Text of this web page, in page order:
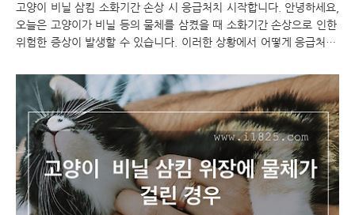
고양이 비닐 삼킴 소화기간 손상 시 응급처치 시작합니다. 안녕하세요,
오늘은 고양이가 비닐 등의 물체를 삼켰을 때 소화기간 손상으로 인한
위험한 증상이 발생할 수 있습니다. 이러한 상황에서 어떻게 응급처치
급처치 고양이 비닐 삼킴 고양이 비닐 삼킴으로 인한 소화기간 손상??
고양이 비닐 삼킴 소화기간 손상 시 발생하는 현상을 먼저 알아보겠습
니다. 고양이 비닐 등의 물체를 삼키면 소화기간 손상이 발생할 수 있
습니다. 이는 고양이의 소화계에 물체가 걸리거나 손상이 생기면서 음
식물과 함께 소화되지 못해 소화기간에 문제가 발생하는 것을 의미합
니다. 소화기간 손상은 심각한 문제가 될 수 있으므로 가능한 한 빨리
수술적 치료가 필요합니다. 소화기간 ..